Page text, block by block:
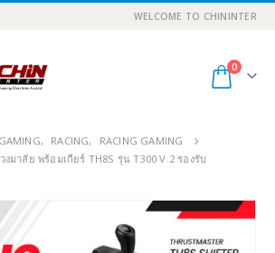
WELCOME TO CHININTER
0
GAMING, RACING,
RACING GAMING
งมาลัย พร้อมเกียร์ TH8S รุ่น T300 V.2 รองรับ